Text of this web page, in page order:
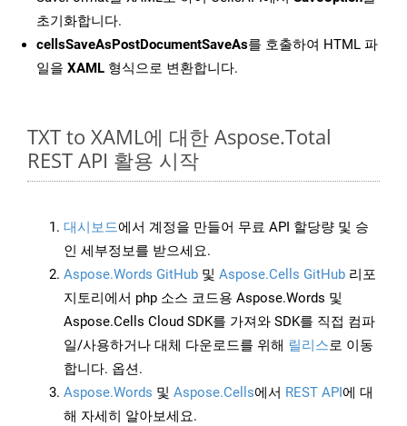
초기화합니다.
cellsSaveAsPostDocumentSaveAs를 호출하여 HTML 파
일을 XAML 형식으로 변환합니다.
TXT to XAML에 대한 Aspose.Total
REST API 활용 시작
대시보드에서 계정을 만들어 무료 API 할당량 및 승
인 세부정보를 받으세요.
Aspose.Words GitHub 및 Aspose.Cells GitHub 리포
지토리에서 php 소스 코드용 Aspose.Words 및
Aspose.Cells Cloud SDK를 가져와 SDK를 직접 컴파
일/사용하거나 대체 다운로드를 위해 릴리스로 이동
합니다. 옵션.
Aspose.Words 및 Aspose.Cells에서 REST API에 대
해 자세히 알아보세요.